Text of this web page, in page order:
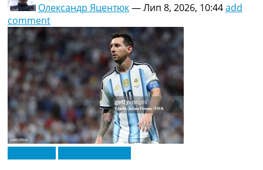
Олександр Яцентюк—Лип 8, 2026, 10:44add
comment